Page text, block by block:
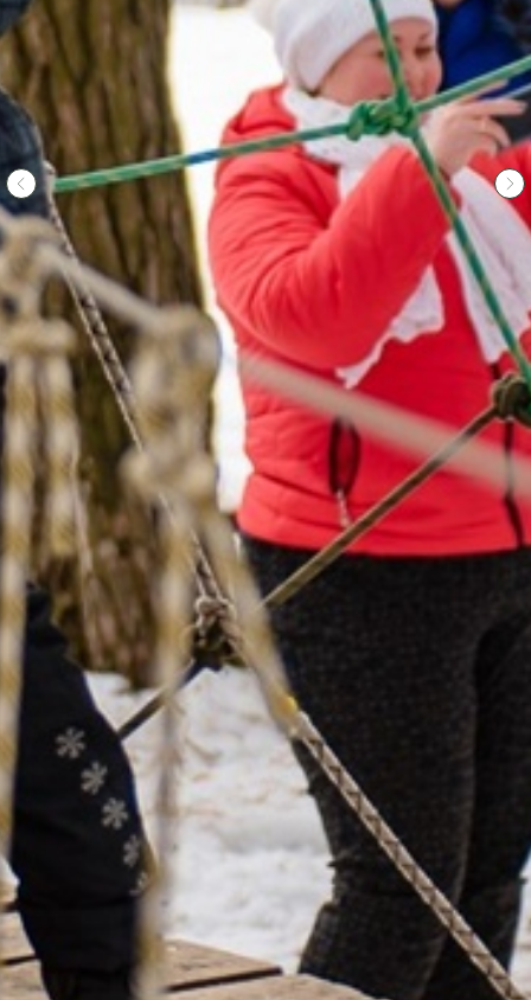
Условия
Стоимость прохождения
Детская трасса (дети от 3 до 10 лет)
- 350 руб./чел. 30 минут
нахождения на трассе